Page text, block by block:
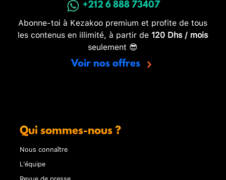
+212 6 888 73407
Abonne-toi à Kezakoo premium et profite de tous
les contenus en illimité, à partir de 120 Dhs / mois
seulement 😎
Voir nos offres
Qui sommes-nous ?
Nous connaître
L'équipe